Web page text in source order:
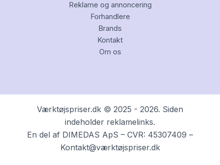
Reklame og annoncering
Forhandlere
Brands
Kontakt
Om os
Værktøjspriser.dk © 2025 - 2026. Siden
indeholder reklamelinks.
En del af DIMEDAS ApS – CVR: 45307409 –
Kontakt@værktøjspriser.dk